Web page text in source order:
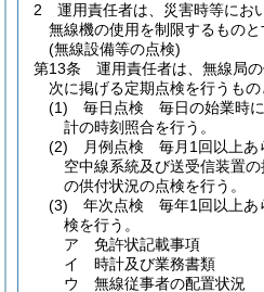
2
運用責任者は、災害時等にお
無線機の使用を制限するものと
(無線設備等の点検)
第13条
運用責任者は、無線局
次に掲げる定期点検を行うもの
(1)
毎日点検 毎日の始業時
計の時刻照合を行う。
(2)
月例点検 毎月1回以上あ
空中線系統及び送受信装置
の供付状況の点検を行う。
(3)
年次点検 毎年1回以上あ
検を行う。
ア
免許状記載事項
イ
時計及び業務書類
ウ
無線従事者の配置状況